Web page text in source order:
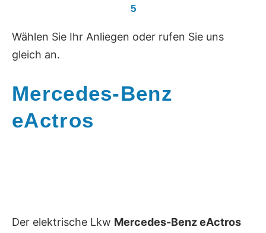
5
Wählen Sie Ihr Anliegen oder rufen Sie uns
gleich an.
Mercedes-Benz
eActros
Der elektrische Lkw Mercedes-Benz eActros